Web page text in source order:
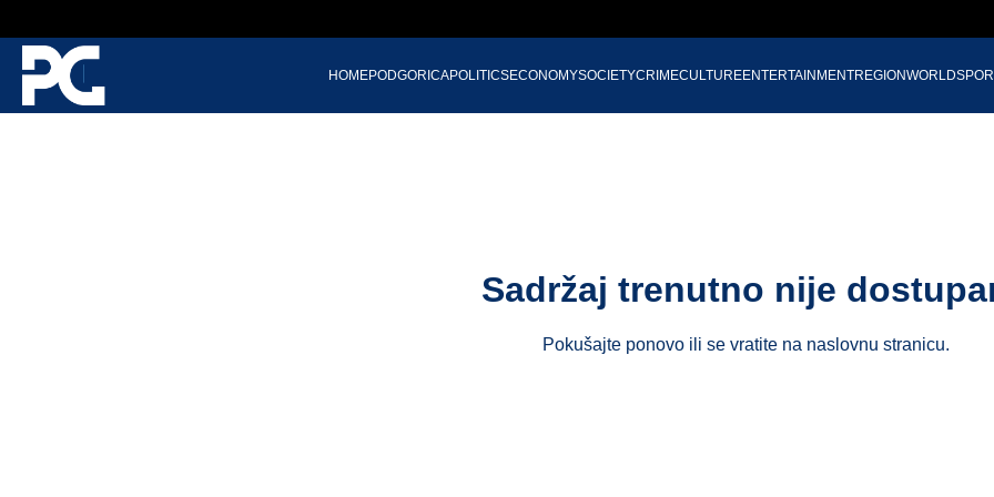
HOMEPODGORICAPOLITICSECONOMYSOCIETYCRIMECULTUREENTERTAINMENTREGIONWORLD
Sadržaj trenutno nije
Pokušajte ponovo ili se vratite na naslovnu stranicu.